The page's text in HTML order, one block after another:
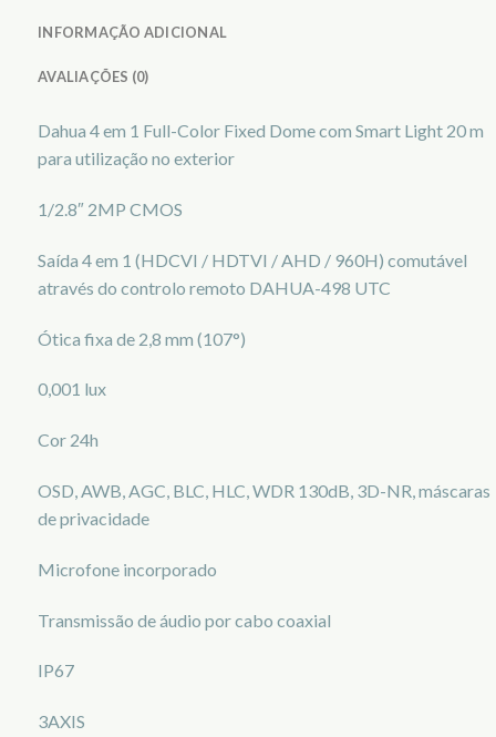
INFORMAÇÃO ADICIONAL
AVALIAÇÕES (0)
Dahua 4 em 1 Full-Color Fixed Dome com Smart Light 20 m
para utilização no exterior
1/2.8″ 2MP CMOS
Saída 4 em 1 (HDCVI / HDTVI / AHD / 960H) comutável
através do controlo remoto DAHUA-498 UTC
Ótica fixa de 2,8 mm (107°)
0,001 lux
Cor 24h
OSD, AWB, AGC, BLC, HLC, WDR 130dB, 3D-NR, máscaras
de privacidade
Microfone incorporado
Transmissão de áudio por cabo coaxial
IP67
3AXIS